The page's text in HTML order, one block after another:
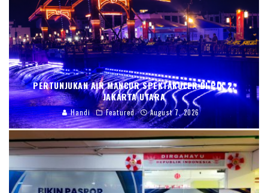
PERTUNJUKAN AIR MANCUR SPEKTAKULER DI PIK 2,
JAKARTA UTARA
Handi Featured August 7, 2026